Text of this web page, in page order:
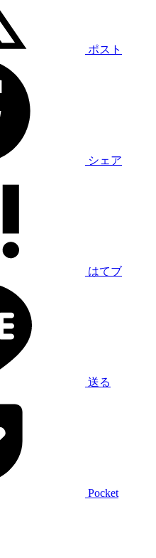
ポスト
シェア
はてブ
送る
Pocket